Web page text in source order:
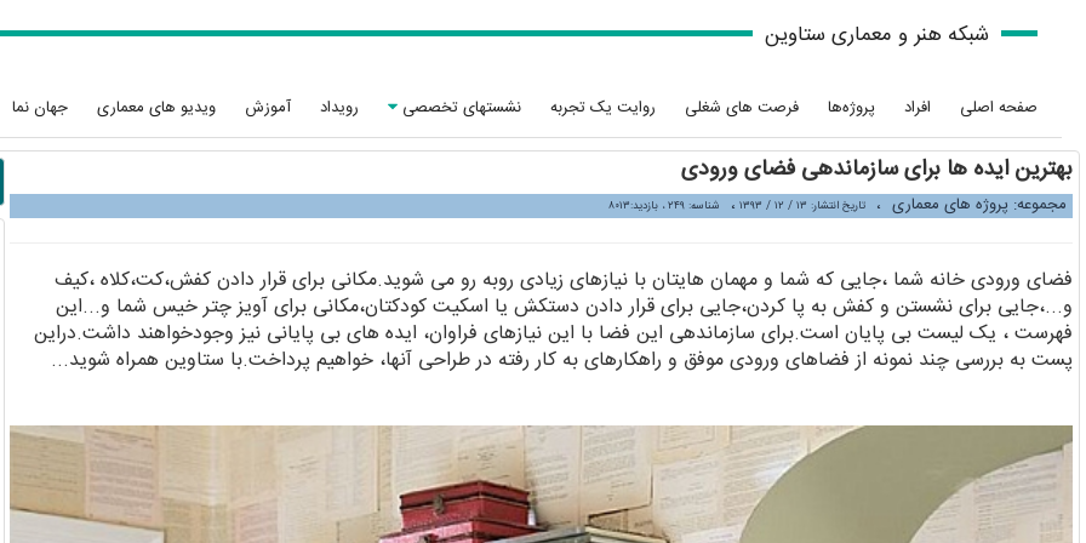
شبکه هنر و معماری ستاوین
صفحه اصلی افراد پروژه‌ها فرصت های شغلی روایت یک تجربه نشستهای تخصصی رویداد آموزش ویدیو های معماری جهان نما
بهترین ایده ها برای سازماندهی فضای ورودی
مجموعه: پروژه های معماری ، تاریخ انتشار: ۱۳ / ۱۲ / ۱۳۹۳ ، شناسه: ۲۴۹ ، بازدید:۸۰۱۳
فضای ورودی خانه شما ،جایی که شما و مهمان هایتان با نیازهای زیادی روبه رو می شوید.مکانی برای قرار دادن کفش،کت،کلاه ،کیف
و...،جایی برای نشستن و کفش به پا کردن،جایی برای قرار دادن دستکش یا اسکیت کودکتان،مکانی برای آویز چتر خیس شما و...این
فهرست ، یک لیست بی پایان است.برای سازماندهی این فضا با این نیازهای فراوان، ایده های بی پایانی نیز وجودخواهند داشت.دراین
پست به بررسی چند نمونه از فضاهای ورودی موفق و راهکارهای به کار رفته در طراحی آنها، خواهیم پرداخت.با ستاوین همراه شوید...